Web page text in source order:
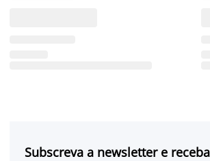
Subscreva a newsletter e